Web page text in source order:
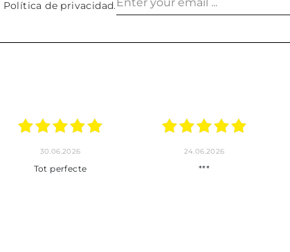
Política de privacidad.
30.06.2026
Tot perfecte
24.06.2026
***